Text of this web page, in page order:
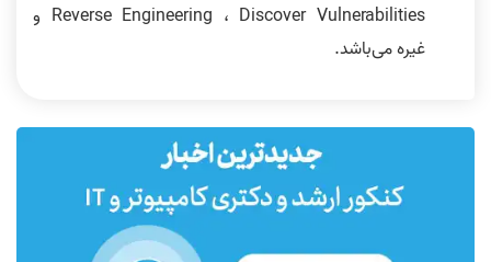
Reverse Engineering ، Discover Vulnerabilities و
غیره می‌باشد.